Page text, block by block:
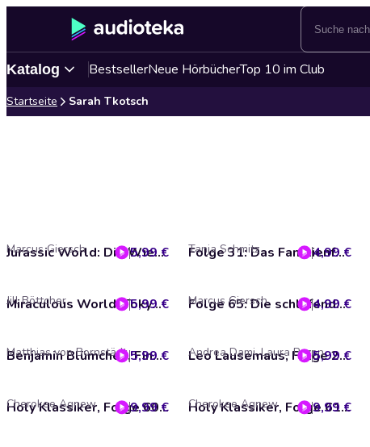
Katalog BestsellerNeue HörbücherTop 10 im Club
Startseite Sarah Tkotsch
Jurassic World: Die Wiedergeburt (Das Original-Hörspiel zum 4. Kinofilm)
Marcus Giersch 5,99 € Folge 31: Das Familienfest der Apples/ Spike zu Diensten (Das Original-Hörspiel zur TV-Serie)
Tanja Schmitz 4,99 €
Miraculous World: Tokyo - Stellar Force (Das Original-Hörspiel zum TV-Special)
Jill Böttcher 5,99 € Folge 65: Die schlafende Meerjungfrau/ Stier aus Stein (Das Original-Hörspiel zur TV-Serie)
Marcus Giersch 4,99 €
Benjamin Blümchen, Find's raus mit Benjamin, Folge 13: Regenwald
Matthias von Bornstädt 5,99 € Leo Lausemaus, Folge 20: Leo ist wütend
Andrea Dami, Laura Pazen5,99 €
Holy Klassiker, Folge 60: Heidis Lehr- und Wanderjahre
Cherokee Agnew 9,99 € Holy Klassiker, Folge 61: Heidi kann brauchen, was es gelernt hat
Cherokee Agnew 9,99 €